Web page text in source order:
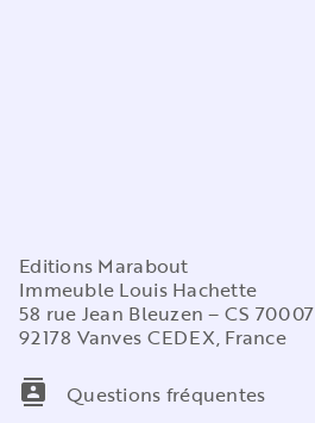
Editions Marabout
Immeuble Louis Hachette
58 rue Jean Bleuzen – CS 70007
92178 Vanves CEDEX, France
contacts
Questions fréquentes